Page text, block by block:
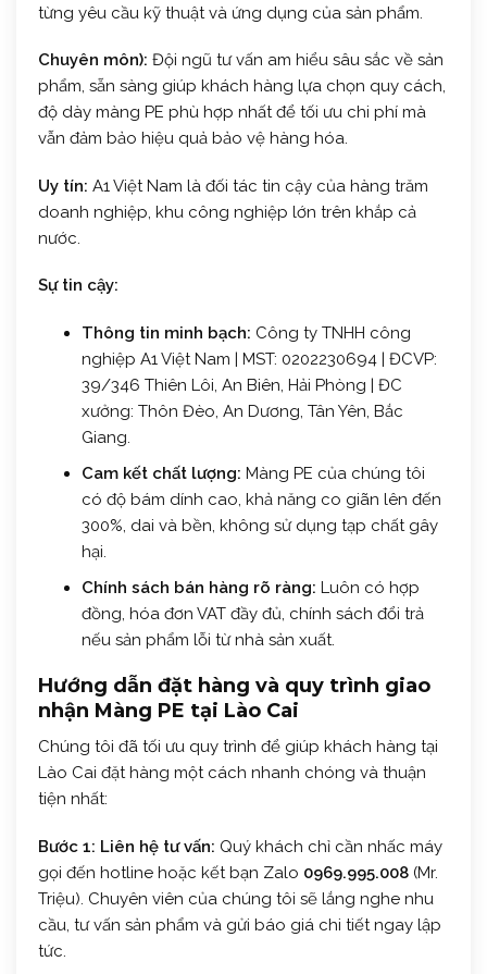
từng yêu cầu kỹ thuật và ứng dụng của sản phẩm.
Chuyên môn): Đội ngũ tư vấn am hiểu sâu sắc về sản
phẩm, sẵn sàng giúp khách hàng lựa chọn quy cách,
độ dày màng PE phù hợp nhất để tối ưu chi phí mà
vẫn đảm bảo hiệu quả bảo vệ hàng hóa.
Uy tín: A1 Việt Nam là đối tác tin cậy của hàng trăm
doanh nghiệp, khu công nghiệp lớn trên khắp cả
nước.
Sự tin cậy:
Thông tin minh bạch: Công ty TNHH công
nghiệp A1 Việt Nam | MST: 0202230694 | ĐCVP:
39/346 Thiên Lôi, An Biên, Hải Phòng | ĐC
xưởng: Thôn Đèo, An Dương, Tân Yên, Bắc
Giang.
Cam kết chất lượng: Màng PE của chúng tôi
có độ bám dính cao, khả năng co giãn lên đến
300%, dai và bền, không sử dụng tạp chất gây
hại.
Chính sách bán hàng rõ ràng: Luôn có hợp
đồng, hóa đơn VAT đầy đủ, chính sách đổi trả
nếu sản phẩm lỗi từ nhà sản xuất.
Hướng dẫn đặt hàng và quy trình giao
nhận Màng PE tại Lào Cai
Chúng tôi đã tối ưu quy trình để giúp khách hàng tại
Lào Cai đặt hàng một cách nhanh chóng và thuận
tiện nhất:
Bước 1: Liên hệ tư vấn: Quý khách chỉ cần nhấc máy
gọi đến hotline hoặc kết bạn Zalo 0969.995.008 (Mr.
Triệu). Chuyên viên của chúng tôi sẽ lắng nghe nhu
cầu, tư vấn sản phẩm và gửi báo giá chi tiết ngay lập
tức.